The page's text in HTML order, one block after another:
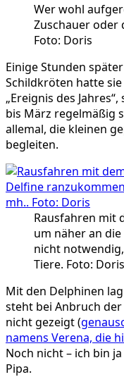
Wer wohl
Zuschauer oder
Foto: Doris
Einige Stunden
Schildkröten hatte
„Ereignis des
bis März regelmäßig
allemal, die kleinen
begleiten.
Rausfahren mit
um näher an
nicht
Tiere. Foto: Doris
Mit den Delphinen
steht bei Anbruch
nicht gezeigt (
namens Verena, die
Noch nicht – ich bin
Pipa.